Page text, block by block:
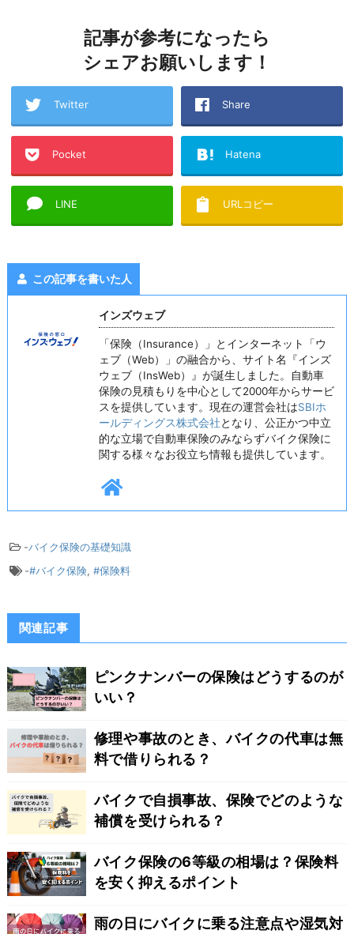
記事が参考になったら
シェアお願いします！
Twitter Share
Pocket Hatena
LINE URLコピー
この記事を書いた人
インズウェブ
「保険（Insurance）」とインターネット「ウ
ェブ（Web）」の融合から、サイト名『インズ
ウェブ（InsWeb）』が誕生しました。自動車
保険の見積もりを中心として2000年からサービ
スを提供しています。現在の運営会社はSBIホ
ールディングス株式会社となり、公正かつ中立
的な立場で自動車保険のみならずバイク保険に
関する様々なお役立ち情報も提供しています。
-バイク保険の基礎知識
-#バイク保険, #保険料
関連記事
ピンクナンバーの保険はどうするのが
いい？
修理や事故のとき、バイクの代車は無
料で借りられる？
バイクで自損事故、保険でどのような
補償を受けられる？
バイク保険の6等級の相場は？保険料
を安く抑えるポイント
雨の日にバイクに乗る注意点や湿気対